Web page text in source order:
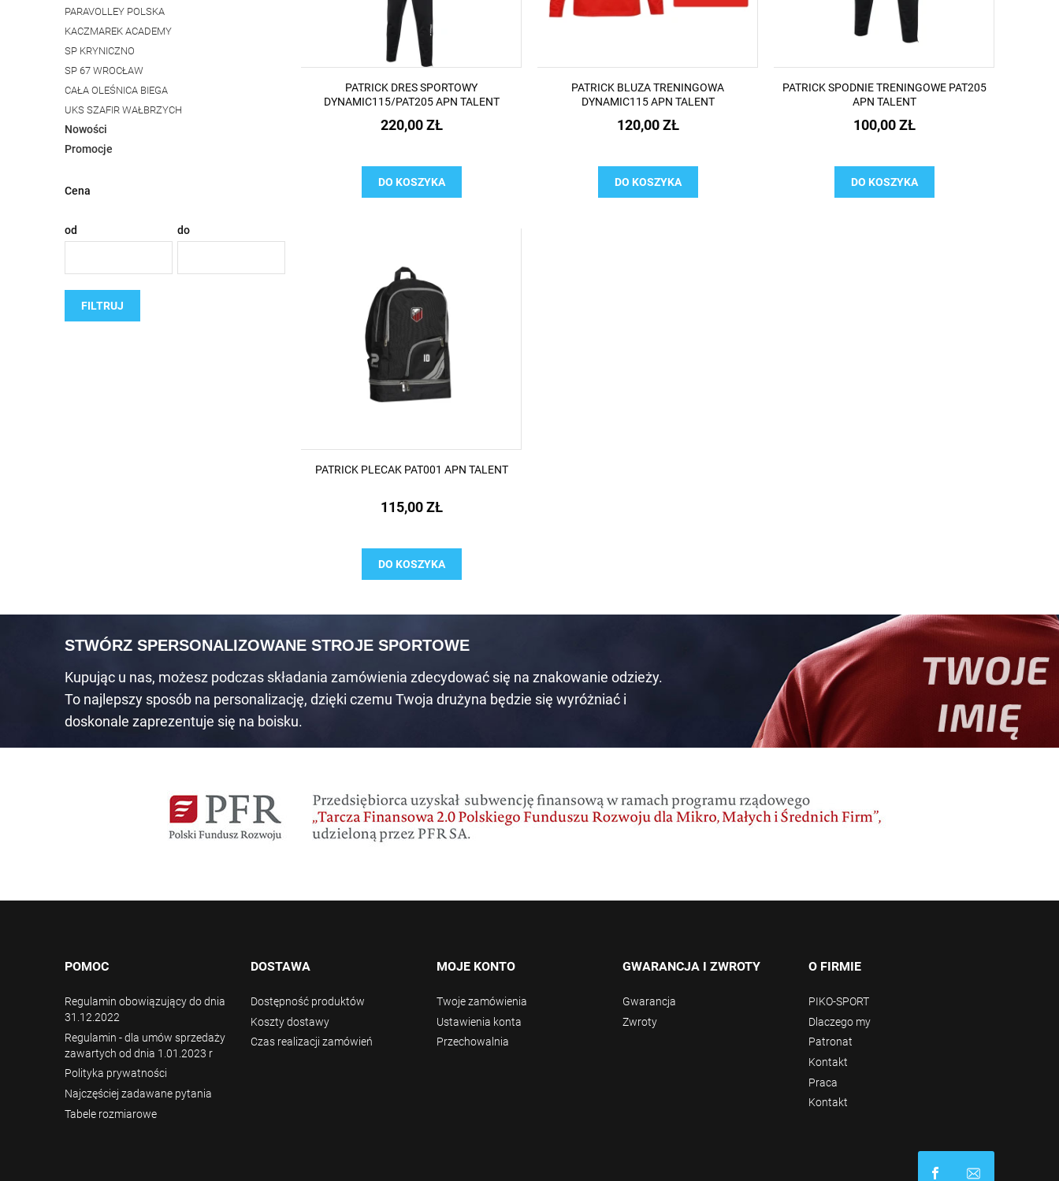
PARAVOLLEY POLSKA
KACZMAREK ACADEMY
SP KRYNICZNO
SP 67 WROCŁAW
CAŁA OLEŚNICA BIEGA
UKS SZAFIR WAŁBRZYCH
Nowości
Promocje
Cena
od do
FILTRUJ
PATRICK DRES SPORTOWY
DYNAMIC115/PAT205 APN TALENT
220,00 ZŁ
DO KOSZYKA
PATRICK BLUZA TRENINGOWA
DYNAMIC115 APN TALENT
120,00 ZŁ
DO KOSZYKA
PATRICK SPODNIE TRENINGOWE PAT205
APN TALENT
100,00 ZŁ
DO KOSZYKA
PATRICK PLECAK PAT001 APN TALENT
115,00 ZŁ
DO KOSZYKA
STWÓRZ SPERSONALIZOWANE STROJE SPORTOWE
Kupując u nas, możesz podczas składania zamówienia zdecydować się na znakowanie odzieży.
To najlepszy sposób na personalizację, dzięki czemu Twoja drużyna będzie się wyróżniać i
doskonale zaprezentuje się na boisku.
POMOC
Regulamin obowiązujący do dnia
31.12.2022
Regulamin - dla umów sprzedaży
zawartych od dnia 1.01.2023 r
Polityka prywatności
Najczęściej zadawane pytania
Tabele rozmiarowe
DOSTAWA
Dostępność produktów
Koszty dostawy
Czas realizacji zamówień
MOJE KONTO
Twoje zamówienia
Ustawienia konta
Przechowalnia
GWARANCJA I ZWROTY
Gwarancja
Zwroty
O FIRMIE
PIKO-SPORT
Dlaczego my
Patronat
Kontakt
Praca
Kontakt